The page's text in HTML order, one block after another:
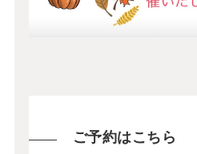
ご予約はこちら